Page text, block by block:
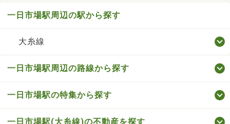
一日市場駅周辺の駅から探す
大糸線
一日市場駅周辺の路線から探す
一日市場駅の特集から探す
一日市場駅(大糸線)の不動産を探す